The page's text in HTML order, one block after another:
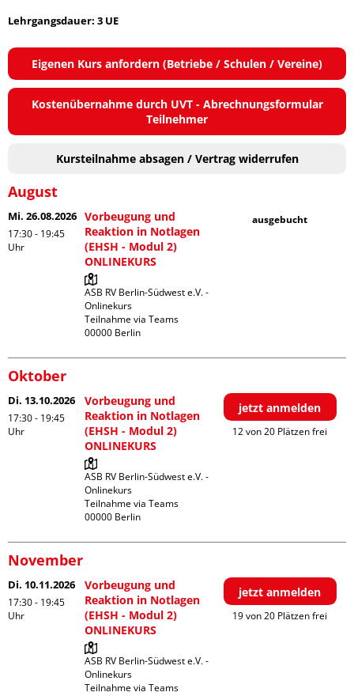
Lehrgangsdauer: 3 UE
Eigenen Kurs anfordern (Betriebe / Schulen / Vereine)
Kostenübernahme durch UVT - Abrechnungsformular
Teilnehmer
Kursteilnahme absagen / Vertrag widerrufen
August
Mi. 26.08.2026
17:30 - 19:45
Uhr
Vorbeugung und
Reaktion in Notlagen
(EHSH - Modul 2)
ONLINEKURS
ASB RV Berlin-Südwest e.V. -
Onlinekurs
Teilnahme via Teams
ausgebucht
Oktober
Di. 13.10.2026
17:30 - 19:45
Uhr
Vorbeugung und
Reaktion in Notlagen
(EHSH - Modul 2)
ONLINEKURS
ASB RV Berlin-Südwest e.V. -
Onlinekurs
Teilnahme via Teams
jetzt anmelden
12 von 20 Plätzen frei
November
Di. 10.11.2026
17:30 - 19:45
Uhr
Vorbeugung und
Reaktion in Notlagen
(EHSH - Modul 2)
ONLINEKURS
ASB RV Berlin-Südwest e.V. -
Onlinekurs
Teilnahme via Teams
jetzt anmelden
19 von 20 Plätzen frei